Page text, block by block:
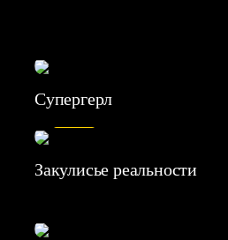
Супергерл
7.1
Закулисье реальности